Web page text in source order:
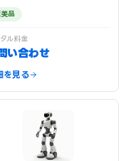
品
タル料金
い合わせ
を見る